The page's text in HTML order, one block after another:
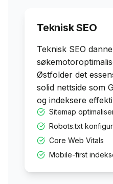
Teknisk SEO
Teknisk SEO
Østfolder det
solid nettside som
og indeksere
Sitemap
Robots.txt
Core Web Vitals
Mobile-first